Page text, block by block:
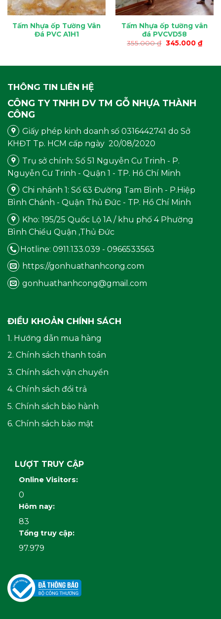
Tấm Nhựa ốp Tường Vân
Đá PVC A1H1
Tấm Nhựa ốp tường vân
đá PVCVD58
355.000₫ Giá
345.000 ₫Giá
hiện
THÔNG TIN LIÊN HỆ
CÔNG TY TNHH DV TM GỖ NHỰA THÀNH
CÔNG
Giấy phép kinh doanh số 0316442741 do Sở
KHĐT Tp. HCM cấp ngày 20/08/2020
Trụ sở chính: Số 51 Nguyễn Cư Trinh - P.
Nguyễn Cư Trinh - Quận 1 - TP. Hồ Chí Minh
Chi nhánh 1: Số 63 Đường Tam Bình - P.Hiệp
Bình Chánh - Quận Thủ Đức - TP. Hồ Chí Minh
Kho: 195/25 Quốc Lộ 1A / khu phố 4 Phường
Bình Chiểu Quận ,Thủ Đức
Hotline: 0911.133.039 - 0966533563
https://gonhuathanhcong.com
gonhuathanhcong@gmail.com
ĐIỀU KHOẢN CHÍNH SÁCH
1. Hướng dẫn mua hàng
2. Chính sách thanh toán
3. Chính sách vận chuyển
4. Chính sách đổi trả
5. Chính sách bảo hành
6. Chính sách bảo mật
LƯỢT TRUY CẬP
Online Visitors:
0
Hôm nay:
83
Tổng truy cập:
97.979